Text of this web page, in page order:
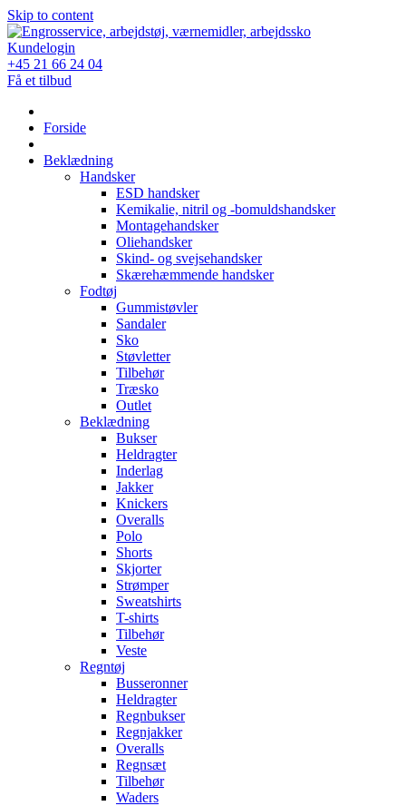
Skip to content
Kundelogin
+45 21 66 24 04
Få et tilbud
Forside
Beklædning
Handsker
ESD handsker
Kemikalie, nitril og -bomuldshandsker
Montagehandsker
Oliehandsker
Skind- og svejsehandsker
Skærehæmmende handsker
Fodtøj
Gummistøvler
Sandaler
Sko
Støvletter
Tilbehør
Træsko
Outlet
Beklædning
Bukser
Heldragter
Inderlag
Jakker
Knickers
Overalls
Polo
Shorts
Skjorter
Strømper
Sweatshirts
T-shirts
Tilbehør
Veste
Regntøj
Busseronner
Heldragter
Regnbukser
Regnjakker
Overalls
Regnsæt
Tilbehør
Waders